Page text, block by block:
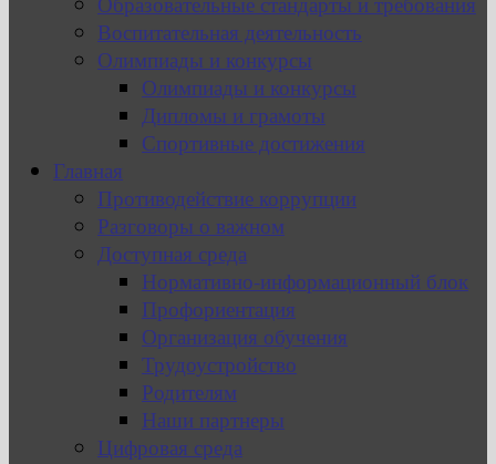
Воспитательная деятельность
Олимпиады и конкурсы
Олимпиады и конкурсы
Дипломы и грамоты
Спортивные достижения
Главная
Противодействие коррупции
Разговоры о важном
Доступная среда
Нормативно-информационный блок
Профориентация
Организация обучения
Трудоустройство
Родителям
Наши партнеры
Цифровая среда